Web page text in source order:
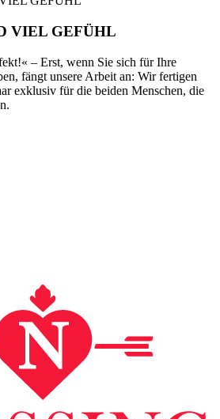
VIEL GEFÜHL
– Erst, wenn Sie sich für Ihre
fängt unsere Arbeit an: Wir fertigen
exklusiv für die beiden Menschen, die